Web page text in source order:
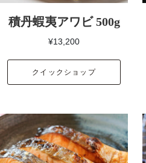
積丹蝦夷アワビ 500g
¥13,200
クイックショップ